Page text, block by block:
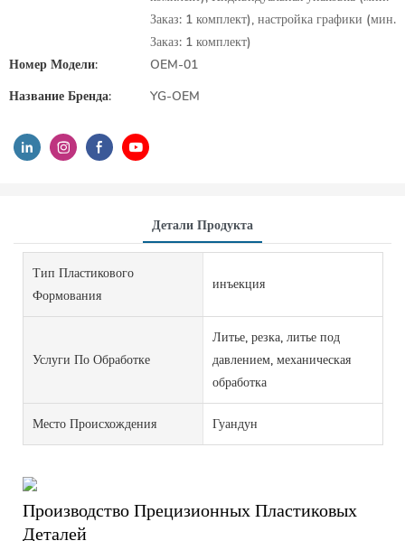
Заказ: 1 комплект), настройка графики (мин.
Заказ: 1 комплект)
Номер Модели:
OEM-01
Название Бренда:
YG-OEM
Детали Продукта
Тип Пластикового
Формования
инъекция
Услуги По Обработке
Литье, резка, литье под
давлением, механическая
обработка
Место Происхождения Гуандун
Производство Прецизионных Пластиковых
Деталей